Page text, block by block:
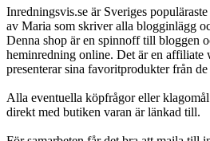
Inredningsvis.se är Sveriges
av Maria som skriver alla blogginlägg
Denna shop är en spinnoff till bloggen
heminredning online. Det är en affiliate
presenterar sina favoritprodukter från
Alla eventuella köpfrågor eller
direkt med butiken varan är länkad till.